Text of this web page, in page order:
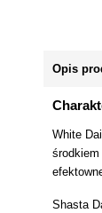
Opis
White
Shasta